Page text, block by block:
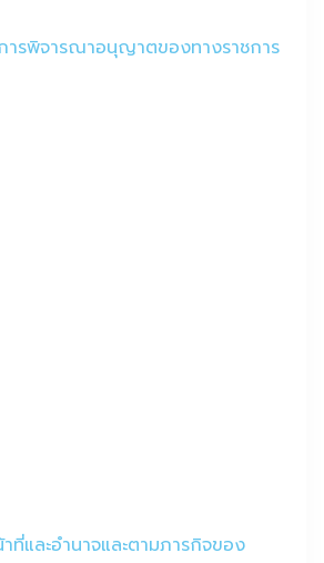
ารพิจารณาอนุญาตของทางราชการ
และอำนาจและตามภารกิจของ